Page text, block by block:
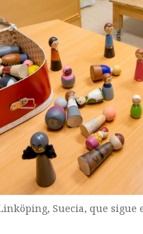
Suecia, que